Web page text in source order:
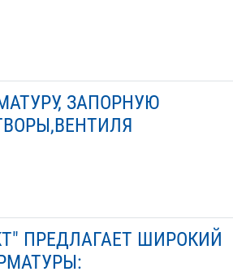
ЗАПОРНУЮ
ПРЕДЛАГАЕТ ШИРОКИЙ